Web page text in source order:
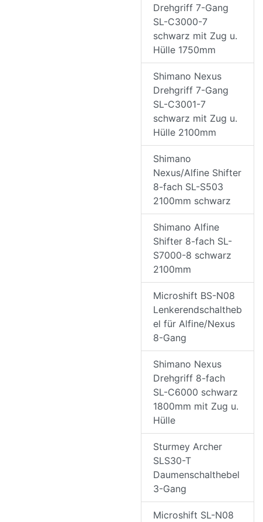
Drehgriff 7-Gang
SL-C3000-7
schwarz mit Zug u.
Hülle 1750mm
Shimano Nexus
Drehgriff 7-Gang
SL-C3001-7
schwarz mit Zug u.
Hülle 2100mm
Shimano
Nexus/Alfine Shifter
8-fach SL-S503
2100mm schwarz
Shimano Alfine
Shifter 8-fach SL-
S7000-8 schwarz
2100mm
Microshift BS-N08
Lenkerendschaltheb
el für Alfine/Nexus
8-Gang
Shimano Nexus
Drehgriff 8-fach
SL-C6000 schwarz
1800mm mit Zug u.
Hülle
Sturmey Archer
SLS30-T
Daumenschalthebel
3-Gang
Microshift SL-N08